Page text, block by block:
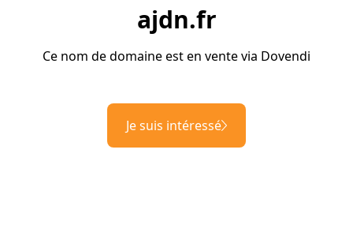
ajdn.fr
Ce nom de domaine est en vente via Dovendi
Je suis intéressé